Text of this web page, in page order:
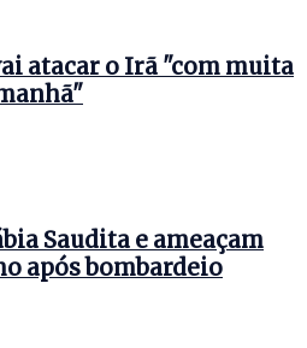
atacar o Irã "com muita
Saudita e ameaçam
após bombardeio